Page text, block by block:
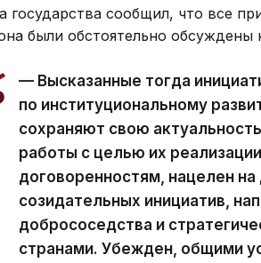
государства сообщил, что все
были обстоятельно
— Высказанные тогда
по институциональному
сохраняют свою
работы с целью их
договоренностям, нацелен
созидательных инициатив,
добрососедства и
странами. Убежден, общими